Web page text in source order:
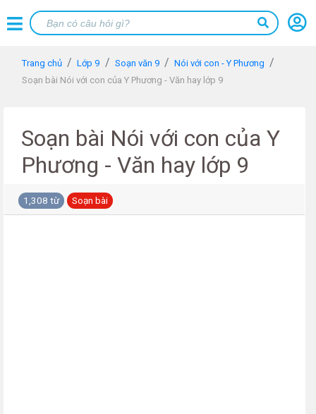
Trang chủ Lớp 9 Soạn văn 9
Nói với con - Y Phương
Soạn bài Nói với con của Y Phương - Văn hay lớp 9
Soạn bài Nói với con của Y
Phương - Văn hay lớp 9
1,308 từ Soạn bài